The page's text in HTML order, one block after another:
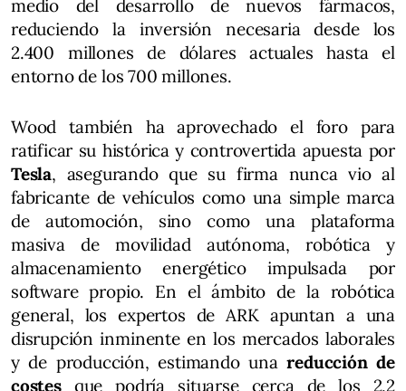
medio del desarrollo de nuevos fármacos,
reduciendo la inversión necesaria desde los
2.400 millones de dólares actuales hasta el
entorno de los 700 millones.
Wood también ha aprovechado el foro para
ratificar su histórica y controvertida apuesta por
Tesla, asegurando que su firma nunca vio al
fabricante de vehículos como una simple marca
de automoción, sino como una plataforma
masiva de movilidad autónoma, robótica y
almacenamiento energético impulsada por
software propio. En el ámbito de la robótica
general, los expertos de ARK apuntan a una
disrupción inminente en los mercados laborales
y de producción, estimando unareducción de
costesque podría situarse cerca de los 2,2